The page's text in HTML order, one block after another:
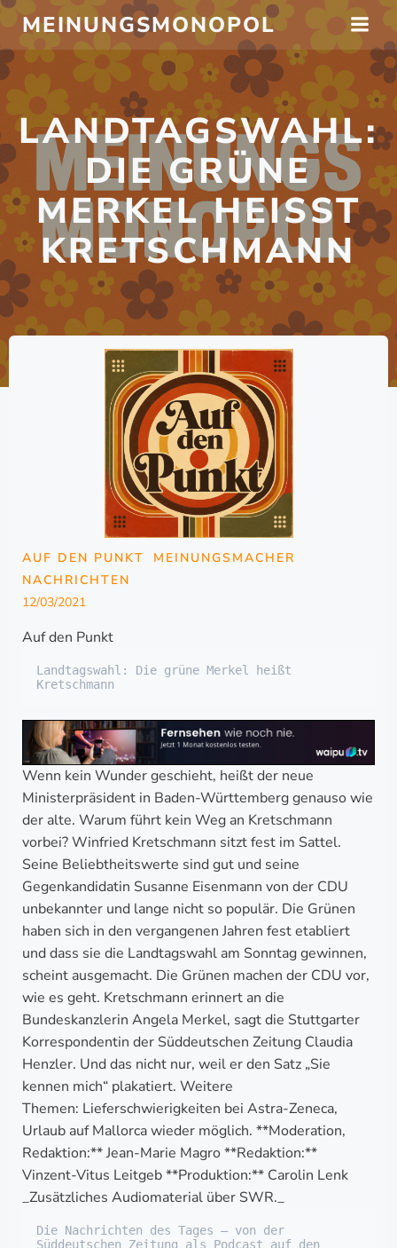
Inhalt
springen
MEINUNGSMONOPOL
LANDTAGSWAHL:
DIE GRÜNE
MERKEL HEISST K
RETSCHMANN
AUF DEN PUNKT
MEINUNGSMACHER
NACHRICHTEN
12/03/2021
Auf den Punkt
Landtagswahl: Die grüne Merkel heißt
Kretschmann
Wenn kein Wunder geschieht, heißt der neue
Ministerpräsident in Baden-Württemberg genauso wie
der alte. Warum führt kein Weg an Kretschmann
vorbei? Winfried Kretschmann sitzt fest im Sattel.
Seine Beliebtheitswerte sind gut und seine
Gegenkandidatin Susanne Eisenmann von der CDU
unbekannter und lange nicht so populär. Die Grünen
haben sich in den vergangenen Jahren fest etabliert
und dass sie die Landtagswahl am Sonntag gewinnen,
scheint ausgemacht. Die Grünen machen der CDU vor,
wie es geht. Kretschmann erinnert an die
Bundeskanzlerin Angela Merkel, sagt die Stuttgarter
Korrespondentin der Süddeutschen Zeitung Claudia
Henzler. Und das nicht nur, weil er den Satz „Sie
kennen mich“ plakatiert. Weitere
Themen: Lieferschwierigkeiten bei Astra-Zeneca,
Urlaub auf Mallorca wieder möglich. **Moderation,
Redaktion:** Jean-Marie Magro **Redaktion:**
Vinzent-Vitus Leitgeb **Produktion:** Carolin Lenk
_Zusätzliches Audiomaterial über SWR._
Die Nachrichten des Tages – von der
Süddeutschen Zeitung als Podcast auf den